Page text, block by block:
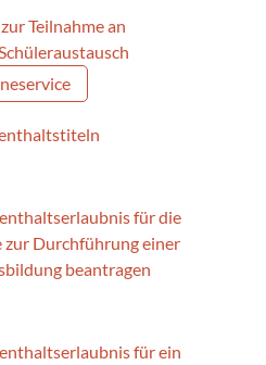
Teilnahme an
für die
Durchführung einer
beantragen
für ein